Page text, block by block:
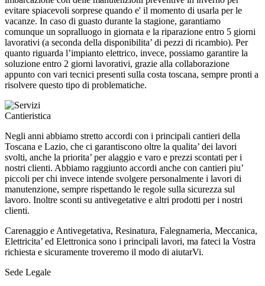
evitare spiacevoli sorprese quando e' il momento di usarla per le
vacanze. In caso di guasto durante la stagione, garantiamo
comunque un sopralluogo in giornata e la riparazione entro 5 giorni
lavorativi (a seconda della disponibilita’ di pezzi di ricambio). Per
quanto riguarda l’impianto elettrico, invece, possiamo garantire la
soluzione entro 2 giorni lavorativi, grazie alla collaborazione
appunto con vari tecnici presenti sulla costa toscana, sempre pronti a
risolvere questo tipo di problematiche.
Cantieristica
Negli anni abbiamo stretto accordi con i principali cantieri della
Toscana e Lazio, che ci garantiscono oltre la qualita’ dei lavori
svolti, anche la priorita’ per alaggio e varo e prezzi scontati per i
nostri clienti. Abbiamo raggiunto accordi anche con cantieri piu’
piccoli per chi invece intende svolgere personalmente i lavori di
manutenzione, sempre rispettando le regole sulla sicurezza sul
lavoro. Inoltre sconti su antivegetative e altri prodotti per i nostri
clienti.
Carenaggio e Antivegetativa, Resinatura, Falegnameria, Meccanica,
Elettricita’ ed Elettronica sono i principali lavori, ma fateci la Vostra
richiesta e sicuramente troveremo il modo di aiutarVi.
Sede Legale